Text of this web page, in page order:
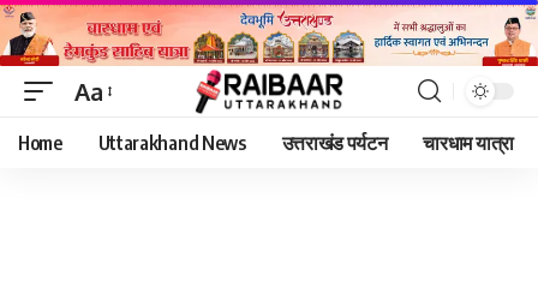
Font
Resizer
Aa
Home Uttarakhand News उत्तराखंड पर्यटन चारधाम यात्रा